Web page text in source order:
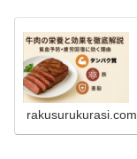
rakusurukurasi.com